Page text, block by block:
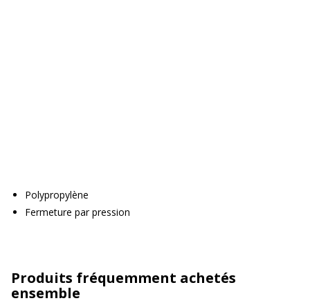
Polypropylène
Fermeture par pression
Produits fréquemment achetés
ensemble